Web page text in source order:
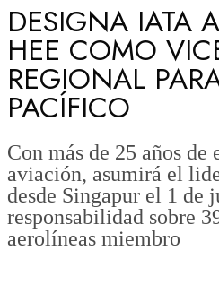
Aerolíneas
Aeronáutica
Aeropuertos
Columnistas
DESIGNA IATA
HEE COMO
REGIONAL
PACÍFICO
Con más de 25 años de
aviación, asumirá el
desde Singapur el 1 de
responsabilidad sobre
aerolíneas miembro